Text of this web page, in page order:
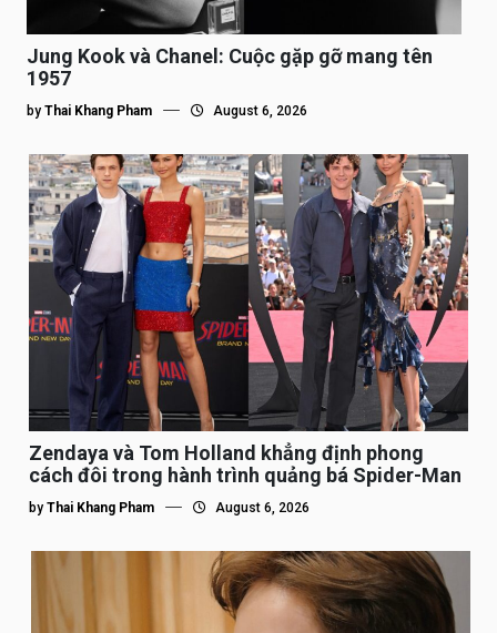
Jung Kook và Chanel: Cuộc gặp gỡ mang tên
1957
by Thai Khang Pham August 6, 2026
Zendaya và Tom Holland khẳng định phong
cách đôi trong hành trình quảng bá Spider-Man
by Thai Khang Pham August 6, 2026